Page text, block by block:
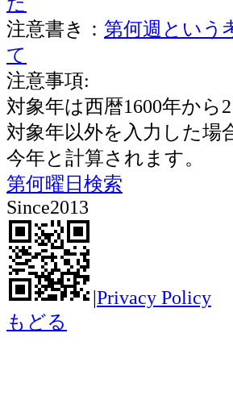
注意書き： 第何週という
て
注意事項:
対象年は西暦1600年から
対象年以外を入力した場
今年と計算されます。
第何曜日検索
Since2013
|Privacy Policy
もどる